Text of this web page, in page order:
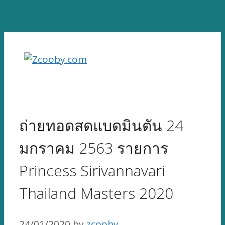
content
ถ่ายทอดสดแบดมินตัน 24
มกราคม 2563 รายการ
Princess Sirivannavari
Thailand Masters 2020